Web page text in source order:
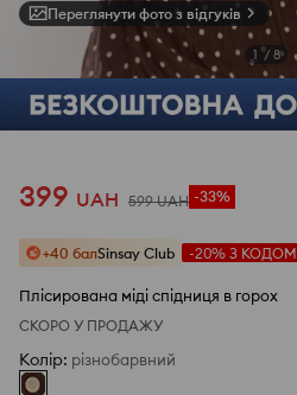
Переглянути фото з відгуків
1 / 8
399 UAH 599 UAH -33%
+40 балSinsay Club -20% З КОДОМ
Плісирована міді спідниця в горох
СКОРО У ПРОДАЖУ
Колір: різнобарвний